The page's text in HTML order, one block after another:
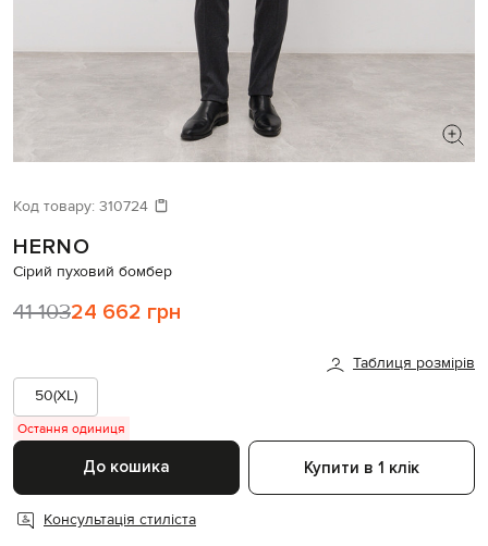
Давайте підберемо щось ще
Схожі товари
Код товару: 310724
HERNO
Сірий пуховий бомбер
41 10324 662 грн
Таблиця розмірів
50(XL)
Остання одиниця
До кошика Купити в 1 клік
Консультація стиліста